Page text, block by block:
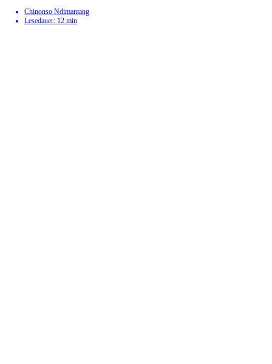
Chinonso Ndimantang
Lesedauer: 12 min